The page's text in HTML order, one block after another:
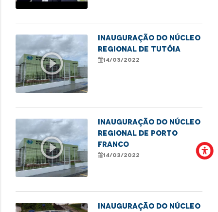
play_circle_outline
Inauguração do Núcleo
Regional de Tutóia
14/03/2022
play_circle_outline
Inauguração do Núcleo
Regional de Porto
Franco
14/03/2022
Inauguração do Núcleo